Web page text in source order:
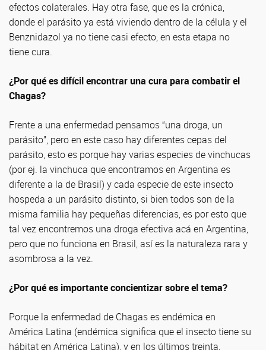
efectos colaterales. Hay otra fase, que es la crónica,
donde el parásito ya está viviendo dentro de la célula y el
Benznidazol ya no tiene casi efecto, en esta etapa no
tiene cura.
¿Por qué es difícil encontrar una cura para combatir el
Chagas?
Frente a una enfermedad pensamos “una droga, un
parásito”, pero en este caso hay diferentes cepas del
parásito, esto es porque hay varias especies de vinchucas
(por ej. la vinchuca que encontramos en Argentina es
diferente a la de Brasil) y cada especie de este insecto
hospeda a un parásito distinto, si bien todos son de la
misma familia hay pequeñas diferencias, es por esto que
tal vez encontremos una droga efectiva acá en Argentina,
pero que no funciona en Brasil, así es la naturaleza rara y
asombrosa a la vez.
¿Por qué es importante concientizar sobre el tema?
Porque la enfermedad de Chagas es endémica en
América Latina (endémica significa que el insecto tiene su
hábitat en América Latina), y en los últimos treinta,